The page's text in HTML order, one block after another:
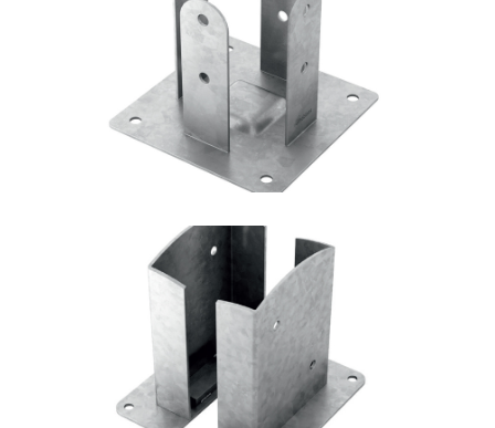
Portapilastro TYP F51
ROTHOBLAAS
Portapilastro TYP FD20
ROTHOBLAAS